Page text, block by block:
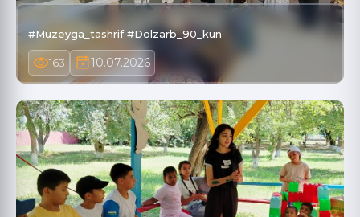
#Muzeyga_tashrif #Dolzarb_90_kun
163 10.07.2026